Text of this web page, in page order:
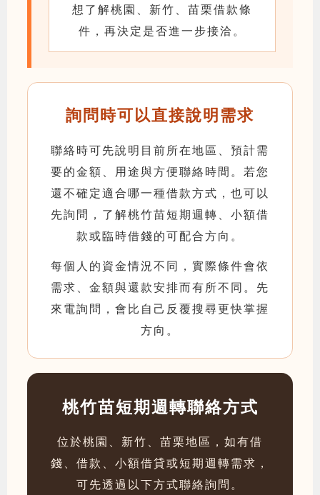
想了解桃園、新竹、苗栗借款條
件，再決定是否進一步接洽。
詢問時可以直接說明需求
聯絡時可先說明目前所在地區、預計需
要的金額、用途與方便聯絡時間。若您
還不確定適合哪一種借款方式，也可以
先詢問，了解桃竹苗短期週轉、小額借
款或臨時借錢的可配合方向。
每個人的資金情況不同，實際條件會依
需求、金額與還款安排而有所不同。先
來電詢問，會比自己反覆搜尋更快掌握
方向。
桃竹苗短期週轉聯絡方式
位於桃園、新竹、苗栗地區，如有借
錢、借款、小額借貸或短期週轉需求，
可先透過以下方式聯絡詢問。